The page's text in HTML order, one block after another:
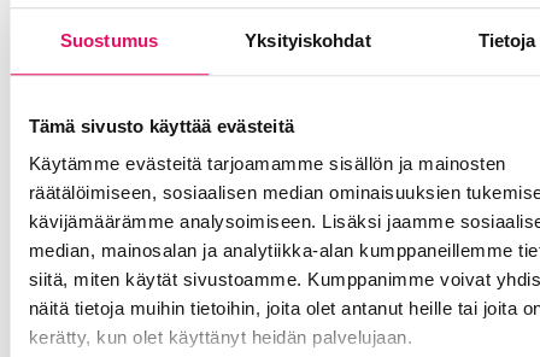
Suostumus Yksityiskohdat Tietoja
Tämä sivusto käyttää evästeitä
Käytämme evästeitä tarjoamamme sisällön ja mainosten
räätälöimiseen, sosiaalisen median ominaisuuksien
kävijämäärämme analysoimiseen. Lisäksi jaamme
median, mainosalan ja analytiikka-alan kumppaneillemme
siitä, miten käytät sivustoamme. Kumppanimme voivat
näitä tietoja muihin tietoihin, joita olet antanut heille tai joita
kerätty, kun olet käyttänyt heidän palvelujaan.
Juha Koivumäki, linja-autonkuljettaja &Iina Peura,
myyntipäällikkö, Härmän liikenne
Juha Koivumäki vaihtoi jokin aika sitten työuraa
turvallisuusalalta linja-autonkuljettajaksi.